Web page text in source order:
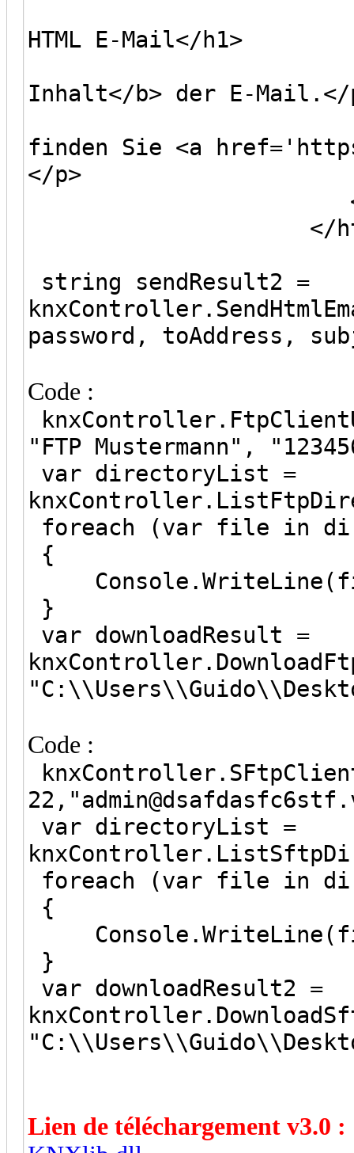
HTML E-Mail</h1>
Inhalt</b> der E-Mail.</
finden Sie <a
</p>
</
</
string sendResult2 =
password, toAddress,
Code :
"FTP Mustermann",
var directoryList =
foreach (var file in
{
}
var downloadResult =
Code :
var directoryList =
foreach (var file in
{
}
var downloadResult2 =
Lien de téléchargement v3.0 :